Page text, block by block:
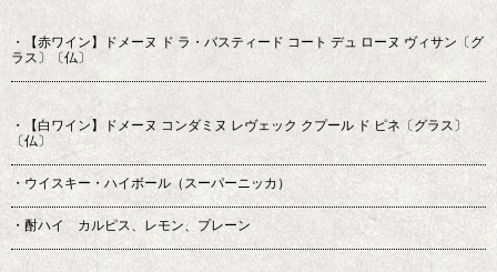
・【赤ワイン】ドメーヌ ド ラ・バスティード コート デュ ローヌ ヴィサン〔グ
ラス〕〔仏〕
・【白ワイン】ドメーヌ コンダミヌ レヴェック クプール ド ピネ〔グラス〕
〔仏〕
・ウイスキー・ハイボール（スーパーニッカ）
・酎ハイ カルピス、レモン、プレーン